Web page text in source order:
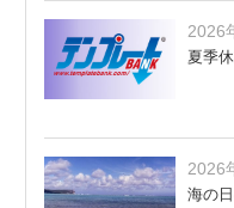
2026
夏季
2026
海の